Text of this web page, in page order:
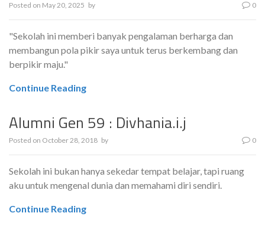
Posted on May 20, 2025 by 0
"Sekolah ini memberi banyak pengalaman berharga dan
membangun pola pikir saya untuk terus berkembang dan
berpikir maju."
Continue Reading
Alumni Gen 59 : Divhania.i.j
Posted on October 28, 2018 by 0
Sekolah ini bukan hanya sekedar tempat belajar, tapi ruang
aku untuk mengenal dunia dan memahami diri sendiri.
Continue Reading